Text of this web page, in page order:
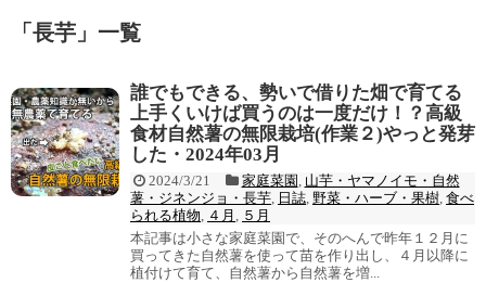
「 長芋 」 一覧
誰でもできる、勢いで借りた畑で育てる
上手くいけば買うのは一度だけ！？高級
食材自然薯の無限栽培(作業２)やっと発芽
した・2024年03月
2024/3/21 家庭菜園 , 山芋・ヤマノイモ・自然
薯・ジネンジョ・長芋, 日誌, 野菜・ハーブ・果樹, 食べ
られる植物, ４月 , ５月
本記事は小さな家庭菜園で、そのへんで昨年１２月に
買ってきた自然薯を使って苗を作り出し、４月以降に
植付けて育て、自然薯から自然薯を増...